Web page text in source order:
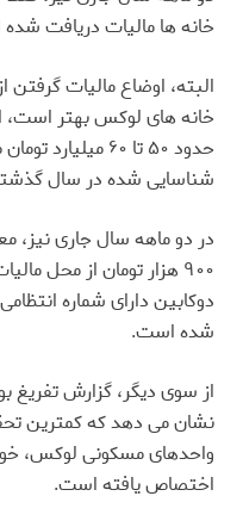
خانه ها مالیات دریافت
البته، اوضاع مالیات
خانه های لوکس بهتر است،
حدود ۵۰ تا ۶۰
شناسایی شده در سال
۹۰۰ هزار تومان از محل
دوکابین دارای شماره
شده است.
از سوی دیگر، گزارش تفریغ
نشان می دهد که کمترین
واحدهای مسکونی لوکس،
اختصاص یافته است.